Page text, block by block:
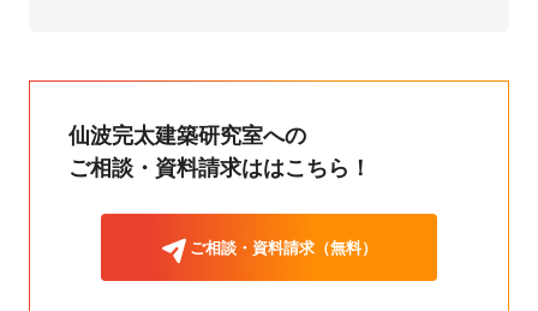
仙波完太建築研究室への
ご相談・資料請求ははこちら！
ご相談・資料請求（無料）